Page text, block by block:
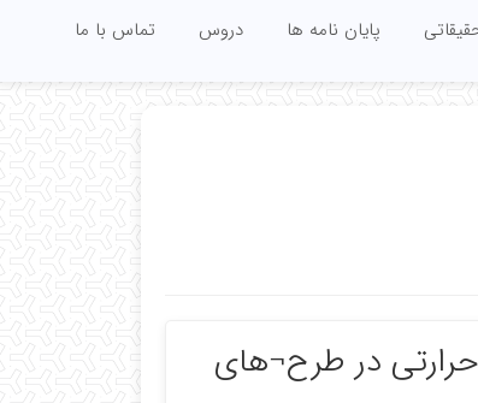
پایان نامه ها دروس تماس با ما
در طرح¬های